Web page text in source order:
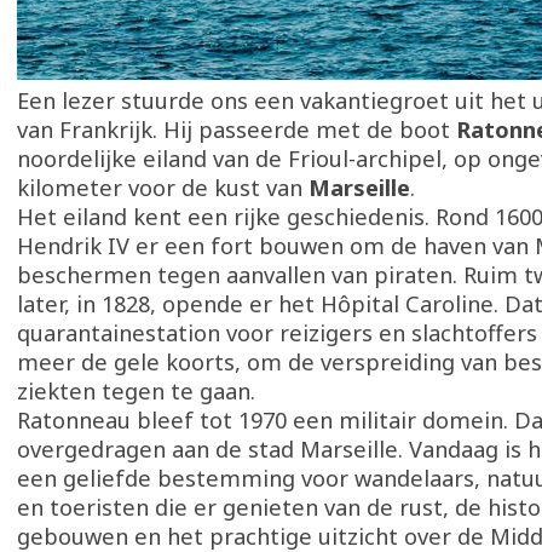
Een lezer stuurde ons een vakantiegroet uit het
van Frankrijk. Hij passeerde met de boot
noordelijke eiland van de Frioul-archipel, op
kilometer voor de kust van Marseille.
Het eiland kent een rijke geschiedenis. Rond
Hendrik IV er een fort bouwen om de haven van
beschermen tegen aanvallen van piraten. Ruim
later, in 1828, opende er het Hôpital Caroline.
quarantainestation voor reizigers en slachtoffers
meer de gele koorts, om de verspreiding van
ziekten tegen te gaan.
Ratonneau bleef tot 1970 een militair domein.
overgedragen aan de stad Marseille. Vandaag is
een geliefde bestemming voor wandelaars,
en toeristen die er genieten van de rust, de
gebouwen en het prachtige uitzicht over de